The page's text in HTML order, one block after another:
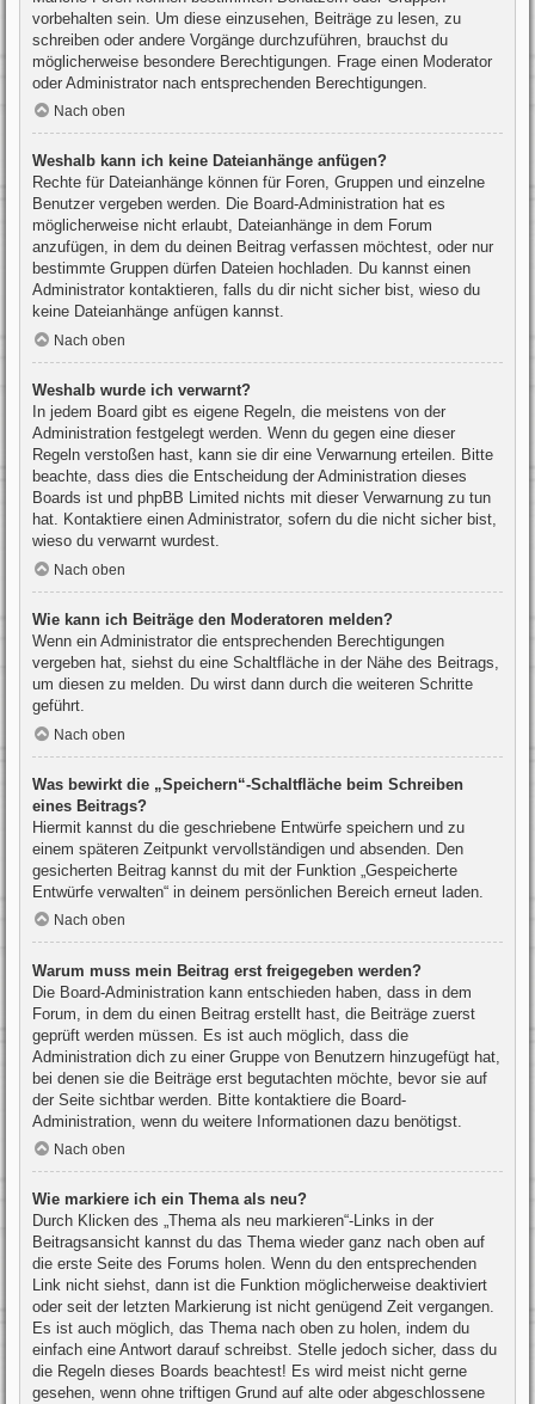
vorbehalten sein. Um diese einzusehen, Beiträge zu lesen, zu
schreiben oder andere Vorgänge durchzuführen, brauchst du
möglicherweise besondere Berechtigungen. Frage einen Moderator
oder Administrator nach entsprechenden Berechtigungen.
Nach oben
Weshalb kann ich keine Dateianhänge anfügen?
Rechte für Dateianhänge können für Foren, Gruppen und einzelne
Benutzer vergeben werden. Die Board-Administration hat es
möglicherweise nicht erlaubt, Dateianhänge in dem Forum
anzufügen, in dem du deinen Beitrag verfassen möchtest, oder nur
bestimmte Gruppen dürfen Dateien hochladen. Du kannst einen
Administrator kontaktieren, falls du dir nicht sicher bist, wieso du
keine Dateianhänge anfügen kannst.
Nach oben
Weshalb wurde ich verwarnt?
In jedem Board gibt es eigene Regeln, die meistens von der
Administration festgelegt werden. Wenn du gegen eine dieser
Regeln verstoßen hast, kann sie dir eine Verwarnung erteilen. Bitte
beachte, dass dies die Entscheidung der Administration dieses
Boards ist und phpBB Limited nichts mit dieser Verwarnung zu tun
hat. Kontaktiere einen Administrator, sofern du die nicht sicher bist,
wieso du verwarnt wurdest.
Nach oben
Wie kann ich Beiträge den Moderatoren melden?
Wenn ein Administrator die entsprechenden Berechtigungen
vergeben hat, siehst du eine Schaltfläche in der Nähe des Beitrags,
um diesen zu melden. Du wirst dann durch die weiteren Schritte
geführt.
Nach oben
Was bewirkt die „Speichern“-Schaltfläche beim Schreiben
eines Beitrags?
Hiermit kannst du die geschriebene Entwürfe speichern und zu
einem späteren Zeitpunkt vervollständigen und absenden. Den
gesicherten Beitrag kannst du mit der Funktion „Gespeicherte
Entwürfe verwalten“ in deinem persönlichen Bereich erneut laden.
Nach oben
Warum muss mein Beitrag erst freigegeben werden?
Die Board-Administration kann entschieden haben, dass in dem
Forum, in dem du einen Beitrag erstellt hast, die Beiträge zuerst
geprüft werden müssen. Es ist auch möglich, dass die
Administration dich zu einer Gruppe von Benutzern hinzugefügt hat,
bei denen sie die Beiträge erst begutachten möchte, bevor sie auf
der Seite sichtbar werden. Bitte kontaktiere die Board-
Administration, wenn du weitere Informationen dazu benötigst.
Nach oben
Wie markiere ich ein Thema als neu?
Durch Klicken des „Thema als neu markieren“-Links in der
Beitragsansicht kannst du das Thema wieder ganz nach oben auf
die erste Seite des Forums holen. Wenn du den entsprechenden
Link nicht siehst, dann ist die Funktion möglicherweise deaktiviert
oder seit der letzten Markierung ist nicht genügend Zeit vergangen.
Es ist auch möglich, das Thema nach oben zu holen, indem du
einfach eine Antwort darauf schreibst. Stelle jedoch sicher, dass du
die Regeln dieses Boards beachtest! Es wird meist nicht gerne
gesehen, wenn ohne triftigen Grund auf alte oder abgeschlossene